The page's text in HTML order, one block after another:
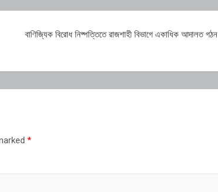
বাণিজ্যিক বিরোধ নিষ্পত্তিতে রাজশাহী বিভাগে একাধিক আদালত গঠন
*